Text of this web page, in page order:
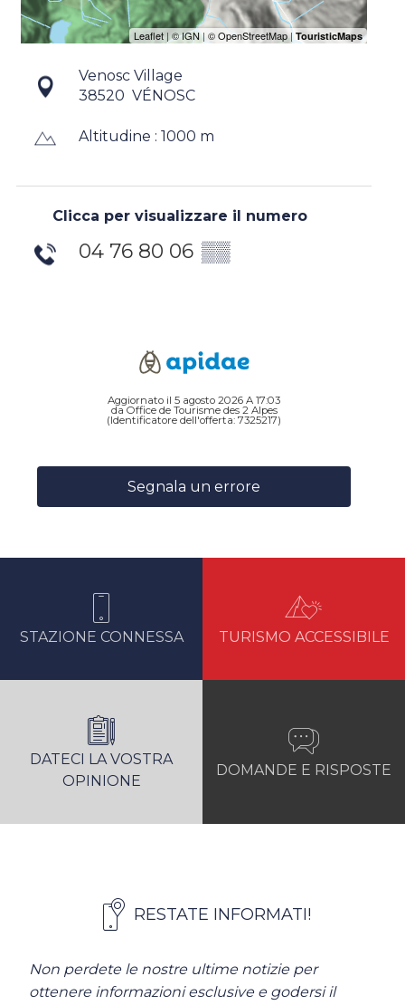
Venosc Village
38520 VÉNOSC
Altitudine : 1000 m
Clicca per visualizzare il numero
04 76 80 06 ▒▒
Aggiornato il 5 agosto 2026 A 17:03
da Office de Tourisme des 2 Alpes
(Identificatore dell'offerta: 7325217)
Segnala un errore
STAZIONE CONNESSA TURISMO ACCESSIBILE
DATECI LA VOSTRA
OPINIONE
DOMANDE E RISPOSTE
RESTATE INFORMATI!
Non perdete le nostre ultime notizie per
ottenere informazioni esclusive e godersi il